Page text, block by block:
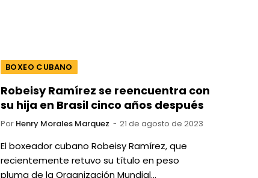
BOXEO CUBANO
Robeisy Ramírez se reencuentra con
su hija en Brasil cinco años después
Por Henry Morales Marquez 21 de agosto de 2023
El boxeador cubano Robeisy Ramírez, que
recientemente retuvo su título en peso
pluma de la Organización Mundial…